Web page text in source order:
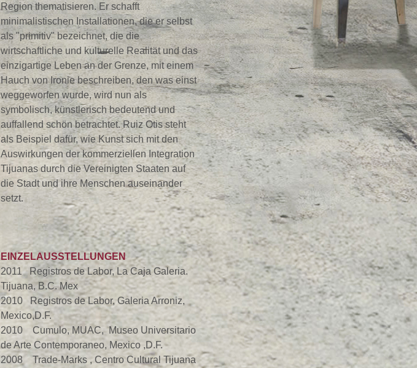
Region thematisieren. Er schafft
minimalistischen Installationen, die er selbst
als "primitiv" bezeichnet, die die
wirtschaftliche und kulturelle Realität und das
einzigartige Leben an der Grenze, mit einem
Hauch von Ironie beschreiben, den was einst
weggeworfen wurde, wird nun als
symbolisch, künstlerisch bedeutend und
auffallend schön betrachtet. Ruiz Otis steht
als Beispiel dafür, wie Kunst sich mit den
Auswirkungen der kommerziellen Integration
Tijuanas durch die Vereinigten Staaten auf
die Stadt und ihre Menschen auseinander
setzt.
EINZELAUSSTELLUNGEN
2011 Registros de Labor, La Caja Galeria.
Tijuana, B.C. Mex
2010 Registros de Labor, Galeria Arroniz,
Mexico,D.F.
2010 Cumulo, MUAC, Museo Universitario
de Arte Contemporaneo, Mexico ,D.F.
2008 Trade-Marks , Centro Cultural Tijuana